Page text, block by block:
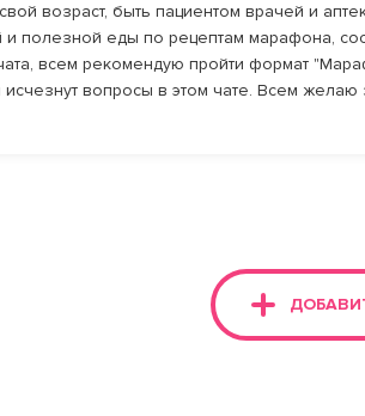
возраст, быть пациентом врачей и
и полезной еды по рецептам марафона,
всем рекомендую пройти формат
вопросы в этом чате. Всем желаю